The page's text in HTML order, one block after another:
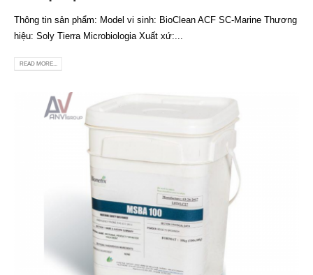
Thông tin sản phẩm: Model vi sinh: BioClean ACF SC-Marine Thương
hiệu: Soly Tierra Microbiologia Xuất xứ:...
READ MORE...